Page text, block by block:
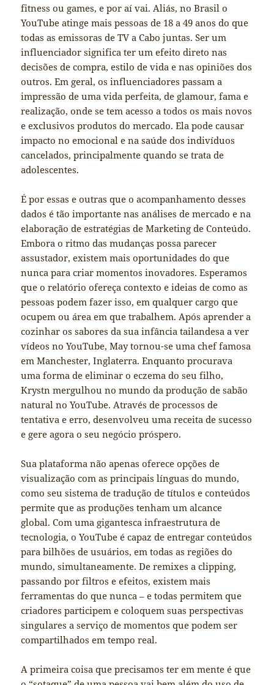
fitness ou games, e por aí vai. Aliás, no Brasil o
YouTube atinge mais pessoas de 18 a 49 anos do que
todas as emissoras de TV a Cabo juntas. Ser um
influenciador significa ter um efeito direto nas
decisões de compra, estilo de vida e nas opiniões dos
outros. Em geral, os influenciadores passam a
impressão de uma vida perfeita, de glamour, fama e
realização, onde se tem acesso a todos os mais novos
e exclusivos produtos do mercado. Ela pode causar
impacto no emocional e na saúde dos indivíduos
cancelados, principalmente quando se trata de
adolescentes.
É por essas e outras que o acompanhamento desses
dados é tão importante nas análises de mercado e na
elaboração de estratégias de Marketing de Conteúdo.
Embora o ritmo das mudanças possa parecer
assustador, existem mais oportunidades do que
nunca para criar momentos inovadores. Esperamos
que o relatório ofereça contexto e ideias de como as
pessoas podem fazer isso, em qualquer cargo que
ocupem ou área em que trabalhem. Após aprender a
cozinhar os sabores da sua infância tailandesa a ver
vídeos no YouTube, May tornou-se uma chef famosa
em Manchester, Inglaterra. Enquanto procurava
uma forma de eliminar o eczema do seu filho,
Krystn mergulhou no mundo da produção de sabão
natural no YouTube. Através de processos de
tentativa e erro, desenvolveu uma receita de sucesso
e gere agora o seu negócio próspero.
Sua plataforma não apenas oferece opções de
visualização com as principais línguas do mundo,
como seu sistema de tradução de títulos e conteúdos
permite que as produções tenham um alcance
global. Com uma gigantesca infraestrutura de
tecnologia, o YouTube é capaz de entregar conteúdos
para bilhões de usuários, em todas as regiões do
mundo, simultaneamente. De remixes a clipping,
passando por filtros e efeitos, existem mais
ferramentas do que nunca – e todas permitem que
criadores participem e coloquem suas perspectivas
singulares a serviço de momentos que podem ser
compartilhados em tempo real.
A primeira coisa que precisamos ter em mente é que